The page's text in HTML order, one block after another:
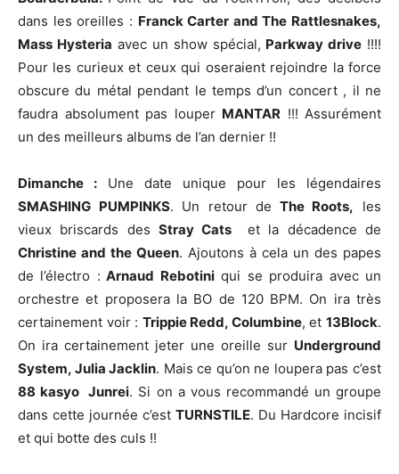
dans les oreilles : Franck Carter and The Rattlesnakes,
Mass Hysteria avec un show spécial, Parkway drive !!!!
Pour les curieux et ceux qui oseraient rejoindre la force
obscure du métal pendant le temps d’un concert , il ne
faudra absolument pas louper MANTAR !!! Assurément
un des meilleurs albums de l’an dernier !!
Dimanche : Une date unique pour les légendaires
SMASHING PUMPINKS. Un retour de The Roots, les
vieux briscards des Stray Cats
et la décadence de
Christine and the Queen. Ajoutons à cela un des papes
de l’électro : Arnaud Rebotiniqui se produira avec un
orchestre et proposera la BO de 120 BPM. On ira très
certainement voir : Trippie Redd, Columbine, et13Block.
On ira certainement jeter une oreille sur Underground
System, Julia Jacklin. Mais ce qu’on ne loupera pas c’est
88 kasyo Junrei. Si on a vous recommandé un groupe
dans cette journée c’est TURNSTILE. Du Hardcore incisif
et qui botte des culs !!